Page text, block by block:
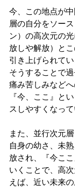
今、この地点が
層の自分をソー
ン）の高次元の
放しや解放）と
引き上げられてい
そうすることで過
痛み苦しみなどへ
『今、ここ』と
スしやすくなって
また、並行次元
自身の幼さ、未
放され、『今こ
いくことで、高
えば、近い未来